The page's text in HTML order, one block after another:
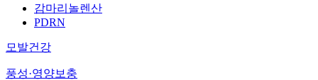
감마리놀렌산
PDRN
모발건강
풍성·영양보충